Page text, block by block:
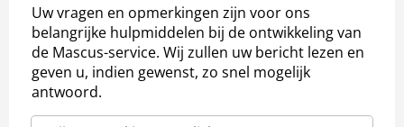
Uw vragen en opmerkingen zijn voor ons
belangrijke hulpmiddelen bij de ontwikkeling van
de Mascus-service. Wij zullen uw bericht lezen en
geven u, indien gewenst, zo snel mogelijk
antwoord.